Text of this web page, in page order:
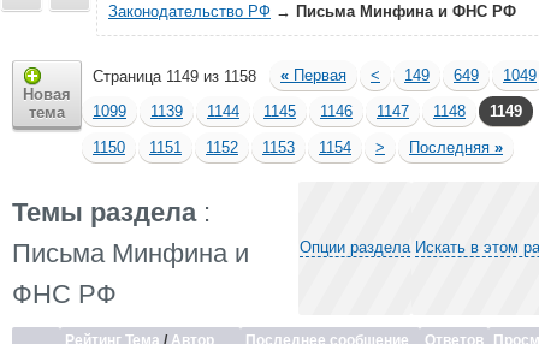
Законодательство РФ → Письма Минфина и ФНС РФ
Новая
тема
Страница 1149 из 1158 « Первая < 149 649
1049
1099
1139 1144 1145 1146 1147 1148
1149
1150
1151 1152 1153 1154 > Последняя »
Темы раздела:
Письма Минфина и
ФНС РФ
Опции раздела Искать в этом
Рейтинг Тема / Автор Последнее сообщение Ответов